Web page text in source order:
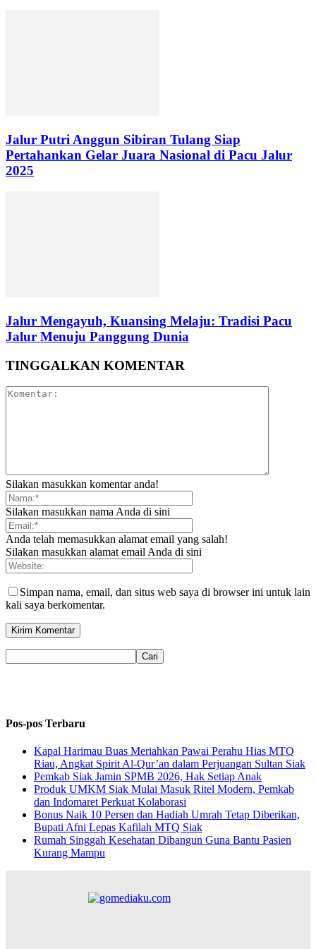
Jalur Putri Anggun Sibiran Tulang Siap
Pertahankan Gelar Juara Nasional di Pacu Jalur
2025
Jalur Mengayuh, Kuansing Melaju: Tradisi Pacu
Jalur Menuju Panggung Dunia
TINGGALKAN KOMENTAR
Silakan masukkan komentar anda!
Silakan masukkan nama Anda di sini
Anda telah memasukkan alamat email yang salah!
Silakan masukkan alamat email Anda di sini
Simpan nama, email, dan situs web saya di browser ini untuk lain
kali saya berkomentar.
Pos-pos Terbaru
Kapal Harimau Buas Meriahkan Pawai Perahu Hias MTQ
Riau, Angkat Spirit Al-Qur’an dalam Perjuangan Sultan Siak
Pemkab Siak Jamin SPMB 2026, Hak Setiap Anak
Produk UMKM Siak Mulai Masuk Ritel Modern, Pemkab
dan Indomaret Perkuat Kolaborasi
Bonus Naik 10 Persen dan Hadiah Umrah Tetap Diberikan,
Bupati Afni Lepas Kafilah MTQ Siak
Rumah Singgah Kesehatan Dibangun Guna Bantu Pasien
Kurang Mampu